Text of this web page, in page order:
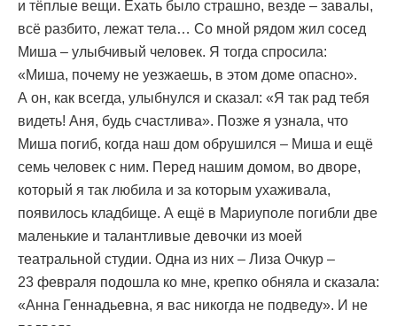
и тёплые вещи. Ехать было страшно, везде – завалы,
всё разбито, лежат тела… Со мной рядом жил сосед
Миша – улыбчивый человек. Я тогда спросила:
«Миша, почему не уезжаешь, в этом доме опасно».
А он, как всегда, улыбнулся и сказал: «Я так рад тебя
видеть! Аня, будь счастлива». Позже я узнала, что
Миша погиб, когда наш дом обрушился – Миша и ещё
семь человек с ним. Перед нашим домом, во дворе,
который я так любила и за которым ухаживала,
появилось кладбище. А ещё в Мариуполе погибли две
маленькие и талантливые девочки из моей
театральной студии. Одна из них – Лиза Очкур –
23 февраля подошла ко мне, крепко обняла и сказала:
«Анна Геннадьевна, я вас никогда не подведу». И не